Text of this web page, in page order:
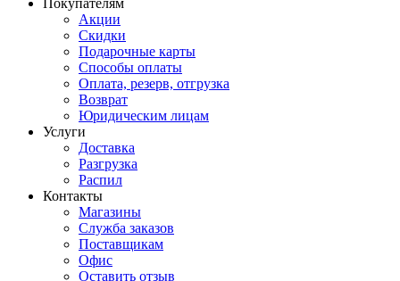
Покупателям
Акции
Скидки
Подарочные карты
Способы оплаты
Оплата, резерв, отгрузка
Возврат
Юридическим лицам
Услуги
Доставка
Разгрузка
Распил
Контакты
Магазины
Служба заказов
Поставщикам
Офис
Оставить отзыв